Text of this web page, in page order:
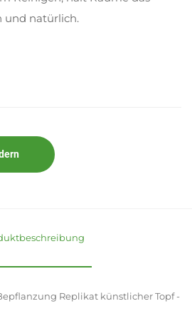
und natürlich.
Replikat künstlicher Topf -